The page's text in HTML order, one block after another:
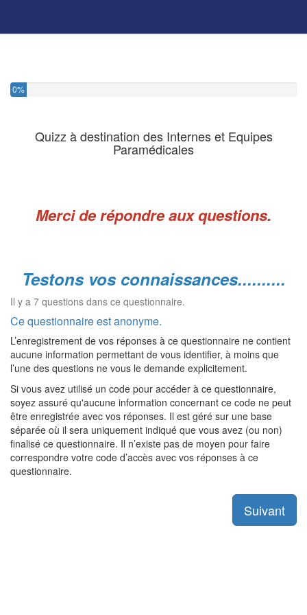
0%
Quizz à destination des Internes et Equipes
Paramédicales
Merci de répondre aux questions.
Testons vos connaissances..........
Il y a 7 questions dans ce questionnaire.
Ce questionnaire est anonyme.
L’enregistrement de vos réponses à ce questionnaire ne contient
aucune information permettant de vous identifier, à moins que
l’une des questions ne vous le demande explicitement.
Si vous avez utilisé un code pour accéder à ce questionnaire,
soyez assuré qu'aucune information concernant ce code ne peut
être enregistrée avec vos réponses. Il est géré sur une base
séparée où il sera uniquement indiqué que vous avez (ou non)
finalisé ce questionnaire. Il n’existe pas de moyen pour faire
correspondre votre code d’accès avec vos réponses à ce
questionnaire.
Suivant